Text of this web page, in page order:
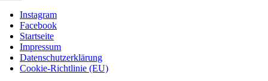
Instagram
Facebook
Startseite
Impressum
Datenschutzerklärung
Cookie-Richtlinie (EU)